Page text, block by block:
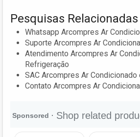
Pesquisas Relacionadas
Whatsapp Arcompres Ar
Suporte Arcompres Ar
Atendimento Arcompres Ar
Refrigeração
SAC Arcompres Ar Condicionado
Contato Arcompres Ar